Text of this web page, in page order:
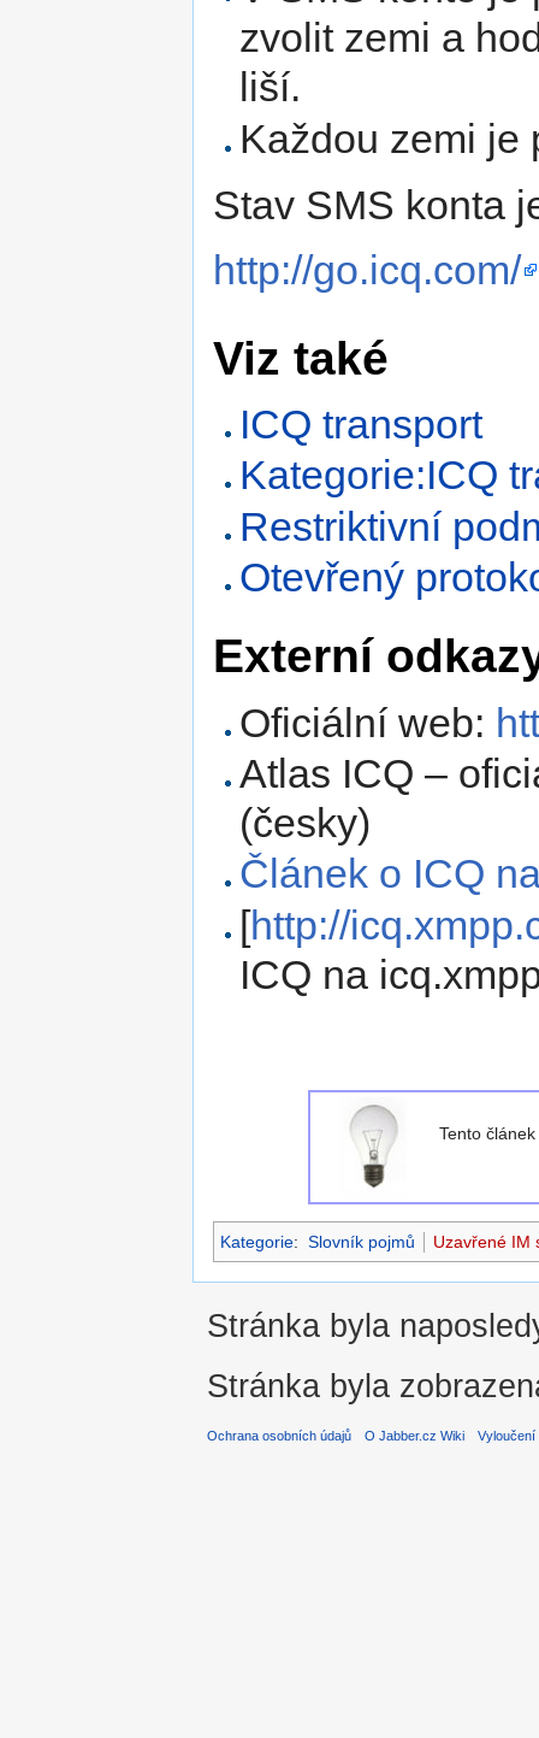
zvolit zemi a
liší.
Každou zemi je
Stav SMS konta
http://go.icq.com/
Viz také
ICQ transport
Kategorie:ICQ
Restriktivní
Otevřený
Externí
Oficiální web:
Atlas ICQ –
(česky)
Článek o ICQ
[http://
ICQ na
Tento
Kategorie: Slovník pojmů Uzavřené IM
Stránka byla
Stránka byla
Ochrana osobních údajů O Jabber.cz Wiki Vyloučení